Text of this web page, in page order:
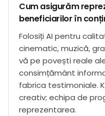
Cum asigurăm
beneficiarilor în
Folosiți AI pentru
cinematic, muzică,
vă pe povești reale
consimțământ
fabrica testimoniale.
creativ; echipa de
reprezentarea.